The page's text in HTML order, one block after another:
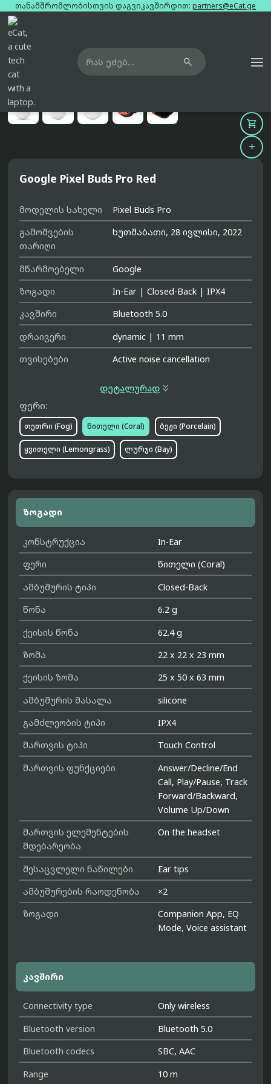
თანამშრომლობისთვის დაგვიკავშირდით: partners@eCat.ge

მთავარი ყურსასმენები

Google Pixel Buds Pro Red
მოდელის სახელი
Pixel Buds Pro
გამოშვების
თარიღი
ხუთშაბათი, 28 ივლისი, 2022
მწარმოებელი
Google
ზოგადი
In-Ear| Closed-Back| IPX4
კავშირი
Bluetooth 5.0
დრაივერი
dynamic| 11 mm
თვისებები
Active noise cancellation
დეტალურად 
ფერი:
თეთრი (Fog) წითელი (Coral) ბეჟი (Porcelain)
ყვითელი (Lemongrass) ლურჯი (Bay)


ზოგადი
კონსტრუქცია
In-Ear
ფერი
წითელი (Coral)
ამბუშურის ტიპი
Closed-Back
წონა
6.2 g
ქეისის წონა
62.4 g
ზომა
22 x 22 x 23 mm
ქეისის ზომა
25 x 50 x 63 mm
ამბუშურის მასალა
silicone
გამძლეობის ტიპი
IPX4
მართვის ტიპი
Touch Control
მართვის ფუნქციები
Answer/Decline/End
Call, Play/Pause, Track
Forward/Backward,
Volume Up/Down
მართვის ელემენტების
მდებარეობა
On the headset
შესაცვლელი ნაწილები
Ear tips
ამბუშურების რაოდენობა
×2
ზოგადი
Companion App, EQ
Mode, Voice assistant
კავშირი
Connectivity type
Only wireless
Bluetooth version
Bluetooth 5.0
Bluetooth codecs
SBC, AAC
Range
10 m